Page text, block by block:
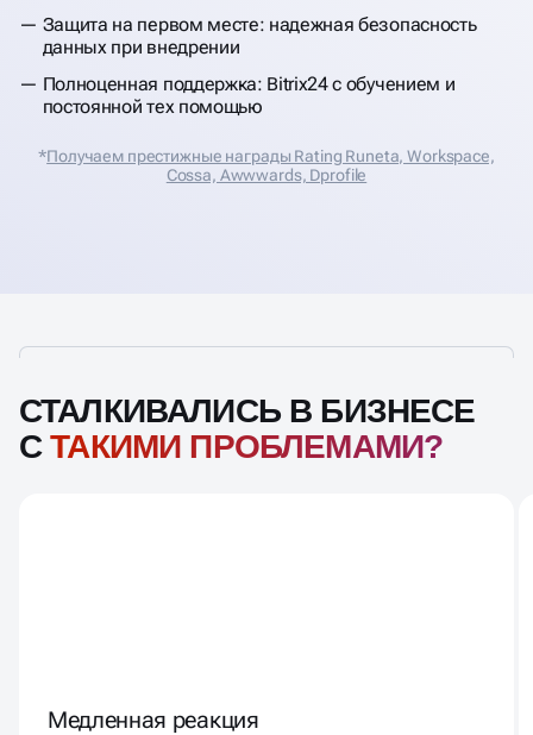
Защита на первом месте: надежная безопасность
данных при внедрении
Полноценная поддержка: Bitrix24 с обучением и
постоянной тех помощью
*Получаем престижные награды Rating Runeta, Workspace,
Cossa, Аwwwards, Dprofile
СТАЛКИВАЛИСЬ В БИЗНЕСЕ
СТАКИМИ ПРОБЛЕМАМИ?
Медленная реакция